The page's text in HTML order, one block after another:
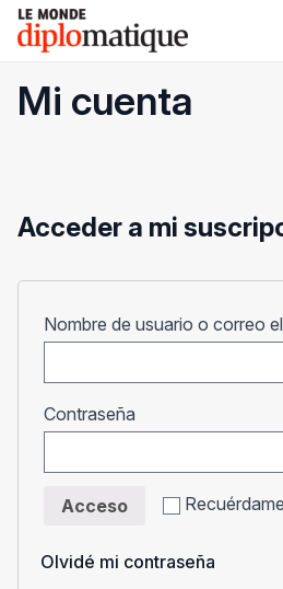
Skip
content
Le monde diplomatique
Mi cuenta
Acceder a mi
Nombre de usuario o correo
Contraseña
Recuérdame
Acceso
Olvidé mi contraseña